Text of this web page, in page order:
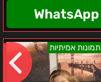
WhatsApp
תמונות אמיתיות
בקריות
והסביבה
אנסטסיה